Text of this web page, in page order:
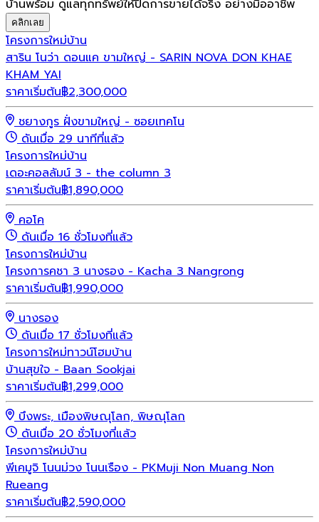
บ้านพร้อม ดูแลทุกทรัพย์ให้ปิดการขายได้จริง อย่างมืออาชีพ
คลิกเลย
โครงการใหม่บ้าน
สาริน โนว่า ดอนแค ขามใหญ่ - SARIN NOVA DON KHAE
KHAM YAI
ราคาเริ่มต้น฿2,300,000
ชยางกูร ฝั่งขามใหญ่ - ซอยเทคโน
ดันเมื่อ 29 นาทีที่แล้ว
โครงการใหม่บ้าน
เดอะคอลลัมน์ 3 - the column 3
ราคาเริ่มต้น฿1,890,000
คอโค
ดันเมื่อ 16 ชั่วโมงที่แล้ว
โครงการใหม่บ้าน
โครงการคชา 3 นางรอง - Kacha 3 Nangrong
ราคาเริ่มต้น฿1,990,000
นางรอง
ดันเมื่อ 17 ชั่วโมงที่แล้ว
โครงการใหม่ทาวน์โฮมบ้าน
บ้านสุขใจ - Baan Sookjai
ราคาเริ่มต้น฿1,299,000
บึงพระ, เมืองพิษณุโลก, พิษณุโลก
ดันเมื่อ 20 ชั่วโมงที่แล้ว
โครงการใหม่บ้าน
พีเคมูจิ โนนม่วง โนนเรือง - PKMuji Non Muang Non
Rueang
ราคาเริ่มต้น฿2,590,000